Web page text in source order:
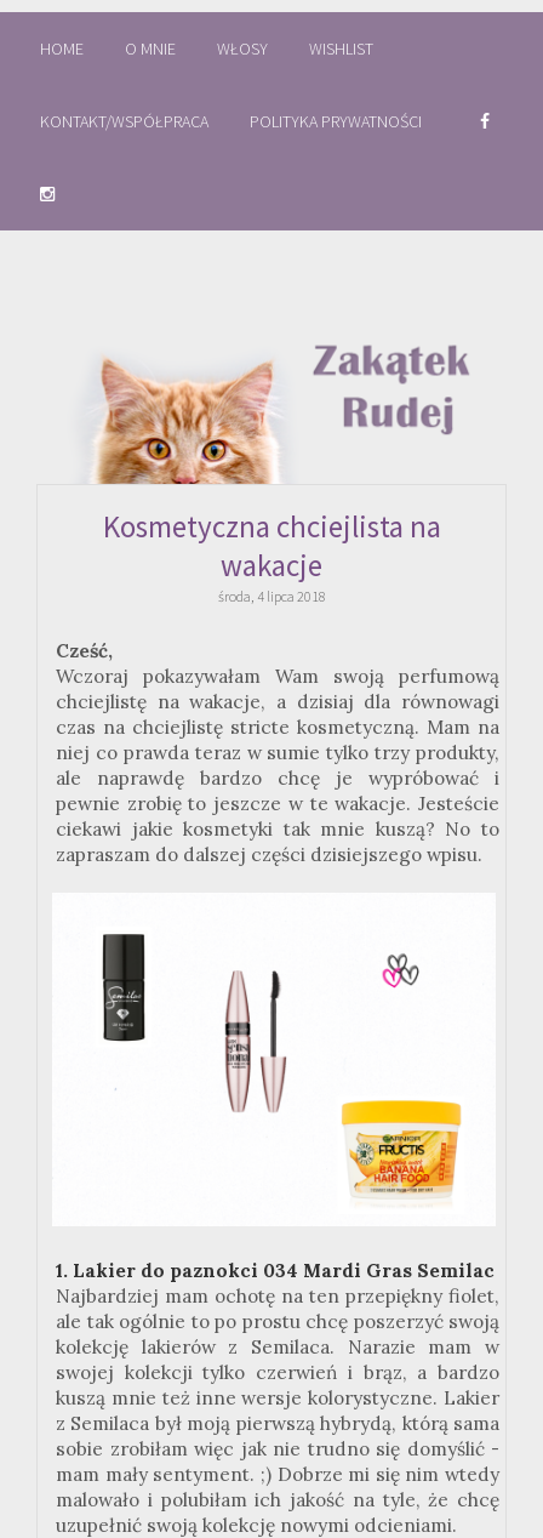
HOME O MNIE WŁOSY WISHLIST
KONTAKT/WSPÓŁPRACA POLITYKA PRYWATNOŚCI
Kosmetyczna chciejlista na
wakacje
środa, 4 lipca 2018
Cześć,
Wczoraj pokazywałam Wam swoją perfumową
chciejlistę na wakacje, a dzisiaj dla równowagi
czas na chciejlistę stricte kosmetyczną. Mam na
niej co prawda teraz w sumie tylko trzy produkty,
ale naprawdę bardzo chcę je wypróbować i
pewnie zrobię to jeszcze w te wakacje. Jesteście
ciekawi jakie kosmetyki tak mnie kuszą? No to
zapraszam do dalszej części dzisiejszego wpisu.
1. Lakier do paznokci 034 Mardi Gras Semilac
Najbardziej mam ochotę na ten przepiękny fiolet,
ale tak ogólnie to po prostu chcę poszerzyć swoją
kolekcję lakierów z Semilaca. Narazie mam w
swojej kolekcji tylko czerwień i brąz, a bardzo
kuszą mnie też inne wersje kolorystyczne. Lakier
z Semilaca był moją pierwszą hybrydą, którą sama
sobie zrobiłam więc jak nie trudno się domyślić -
mam mały sentyment. ;) Dobrze mi się nim wtedy
malowało i polubiłam ich jakość na tyle, że chcę
uzupełnić swoją kolekcję nowymi odcieniami.